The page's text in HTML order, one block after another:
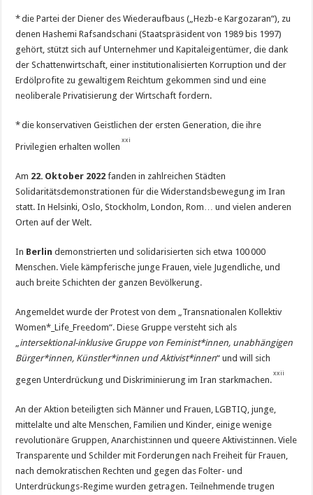
* die Partei der Diener des Wiederaufbaus („Hezb-e Kargozaran“), zu
denen Hashemi Rafsandschani (Staatspräsident von 1989 bis 1997)
gehört, stützt sich auf Unternehmer und Kapitaleigentümer, die dank
der Schattenwirtschaft, einer institutionalisierten Korruption und der
Erdölprofite zu gewaltigem Reichtum gekommen sind und eine
neoliberale Privatisierung der Wirtschaft fordern.
* die konservativen Geistlichen der ersten Generation, die ihre
Privilegien erhalten wollen
xxi
Am 22. Oktober 2022 fanden in zahlreichen Städten
Solidaritätsdemonstrationen für die Widerstandsbewegung im Iran
statt. In Helsinki, Oslo, Stockholm, London, Rom… und vielen anderen
Orten auf der Welt.
In Berlin demonstrierten und solidarisierten sich etwa 100 000
Menschen. Viele kämpferische junge Frauen, viele Jugendliche, und
auch breite Schichten der ganzen Bevölkerung.
Angemeldet wurde der Protest von dem „Transnationalen Kollektiv
Women*_Life_Freedom“. Diese Gruppe versteht sich als
intersektional-inklusive Gruppe von Feminist*innen, unabhängigen
Bürger*innen, Künstler*­innen und Aktivist*­innen“ und will sich
gegen Unterdrückung und Diskriminierung im Iran starkmachen.
xxii
An der Aktion beteiligten sich Männer und Frauen, LGBTIQ, junge,
mittelalte und alte Menschen, Familien und Kinder, einige wenige
revolutionäre Gruppen, Anarchist:innen und queere Aktivist:innen. Viele
Transparente und Schilder mit Forderungen nach Freiheit für Frauen,
nach demokratischen Rechten und gegen das Folter- und
Unterdrückungs-Regime wurden getragen. Teilnehmende trugen